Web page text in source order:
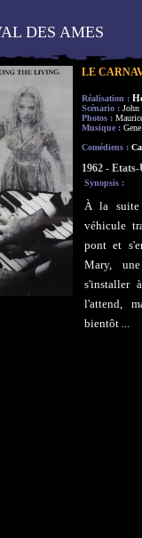
DES AMES
LE
Réalisation :
Scénario :
Photos :
Musique :
Comédiens :
1962 -
Synopsis :
À la suite
véhicule
pont et
Mary, un
s'installer à
l'attend,
bientôt ...